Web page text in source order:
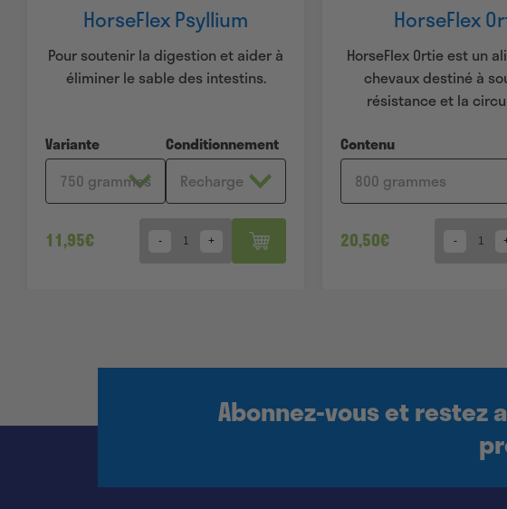
HorseFlex Psyllium
Pour soutenir la digestion et aider à
éliminer le sable des intestins.
Variante Conditionnement
11,95€ Quantity
HorseFlex
HorseFlex Ortie est un
chevaux destiné à
résistance et la
Contenu
20,50€ Quantity
Abonnez-vous et restez